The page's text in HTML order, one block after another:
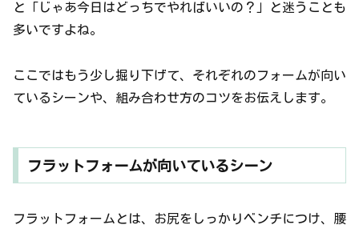
と「じゃあ今日はどっちでやればいいの？」と迷うことも
多いですよね。
ここではもう少し掘り下げて、それぞれのフォームが向い
ているシーンや、組み合わせ方のコツをお伝えします。
フラットフォームが向いているシーン
フラットフォームとは、お尻をしっかりベンチにつけ、腰